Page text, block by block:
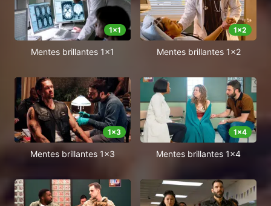
1x1
Mentes brillantes 1x1
1x2
Mentes brillantes 1x2
1x3
Mentes brillantes 1x3
1x4
Mentes brillantes 1x4